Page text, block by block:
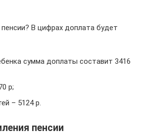
В цифрах доплата будет
сумма доплаты составит 3416
р;
– 5124 р.
пенсии